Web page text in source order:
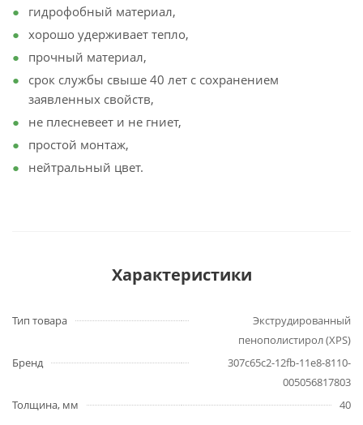
гидрофобный материал,
хорошо удерживает тепло,
прочный материал,
срок службы свыше 40 лет с сохранением
заявленных свойств,
не плесневеет и не гниет,
простой монтаж,
нейтральный цвет.
Характеристики
Тип товара
Экструдированный
пенополистирол (XPS)
Бренд
307c65c2-12fb-11e8-8110-
005056817803
Толщина, мм
40